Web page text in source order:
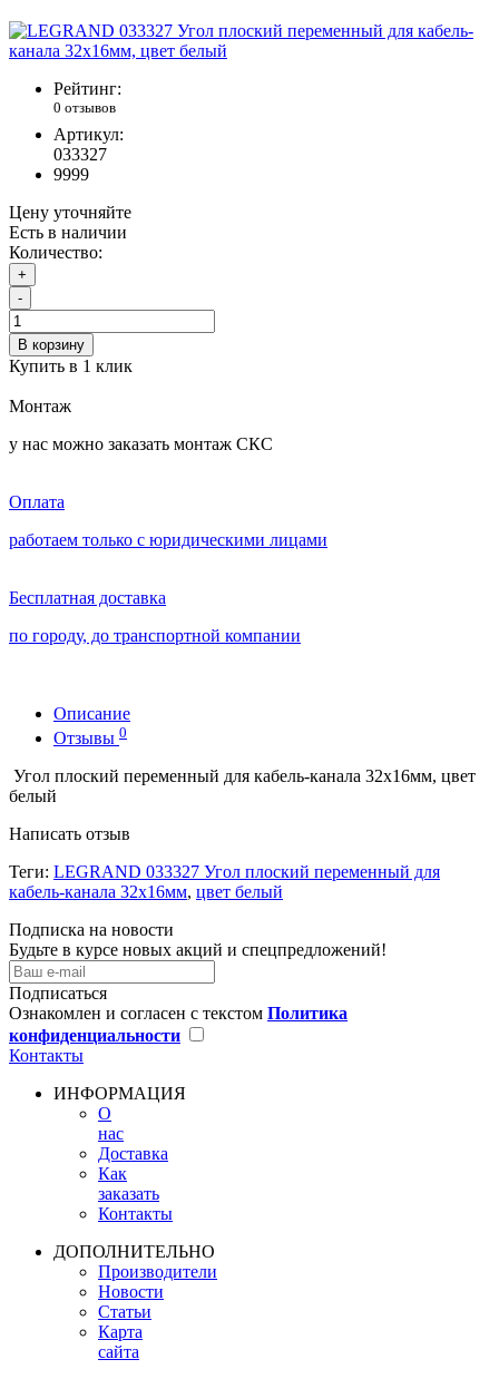
Рейтинг:
0 отзывов
Артикул:
033327
9999
Цену уточняйте
Есть в наличии
Количество:
+
-
В корзину
Купить в 1 клик
Монтаж
у нас можно заказать монтаж СКС
Оплата
работаем только с юридическими лицами
Бесплатная доставка
по городу, до транспортной компании
Описание
Отзывы 0
Угол плоский переменный для кабель-канала 32x16мм, цвет
белый
Написать отзыв
Теги: LEGRAND 033327 Угол плоский переменный для
кабель-канала 32x16мм, цвет белый
Подписка на новости
Будьте в курсе новых акций и спецпредложений!
Подписаться
Ознакомлен и согласен с текстом Политика
конфиденциальности
Контакты
ИНФОРМАЦИЯ
О
нас
Доставка
Как
заказать
Контакты
ДОПОЛНИТЕЛЬНО
Производители
Новости
Статьи
Карта
сайта